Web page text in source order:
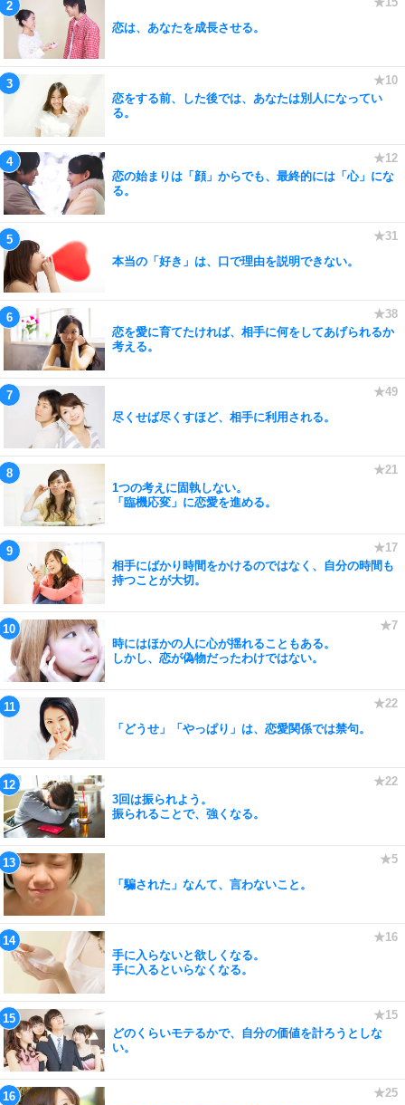
恋は、あなたを成長させる。
恋をする前、した後では、あなたは別人になってい
る。
恋の始まりは「顔」からでも、最終的には「心」にな
る。
本当の「好き」は、口で理由を説明できない。
恋を愛に育てたければ、相手に何をしてあげられるか
考える。
尽くせば尽くすほど、相手に利用される。
1つの考えに固執しない。
「臨機応変」に恋愛を進める。
相手にばかり時間をかけるのではなく、自分の時間も
持つことが大切。
時にはほかの人に心が揺れることもある。
しかし、恋が偽物だったわけではない。
「どうせ」「やっぱり」は、恋愛関係では禁句。
3回は振られよう。
振られることで、強くなる。
「騙された」なんて、言わないこと。
手に入らないと欲しくなる。
手に入るといらなくなる。
どのくらいモテるかで、自分の価値を計ろうとしな
い。